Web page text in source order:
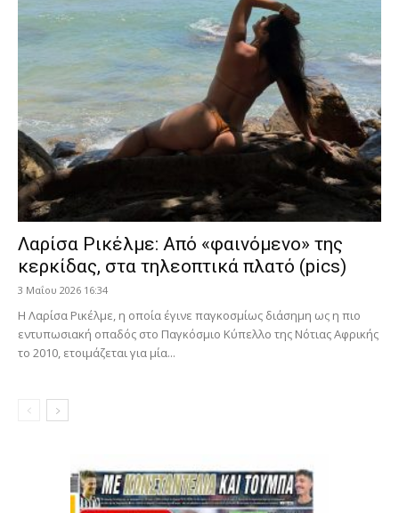
Λαρίσα Ρικέλμε: Από «φαινόμενο» της
κερκίδας, στα τηλεοπτικά πλατό (pics)
3 Μαΐου 2026 16:34
Η Λαρίσα Ρικέλμε, η οποία έγινε παγκοσμίως διάσημη ως η πιο
εντυπωσιακή οπαδός στο Παγκόσμιο Κύπελλο της Νότιας Αφρικής
το 2010, ετοιμάζεται για μία...